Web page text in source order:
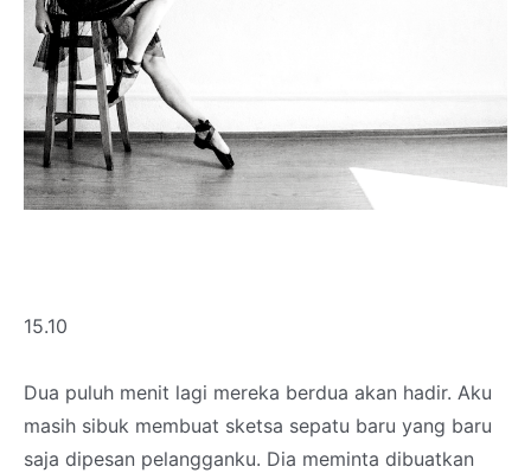
15.10
Dua puluh menit lagi mereka berdua akan hadir. Aku
masih sibuk membuat sketsa sepatu baru yang baru
saja dipesan pelangganku. Dia meminta dibuatkan